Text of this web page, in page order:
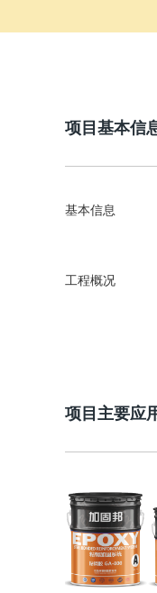
项目基本信
基本信息
工程概况
项目主要应